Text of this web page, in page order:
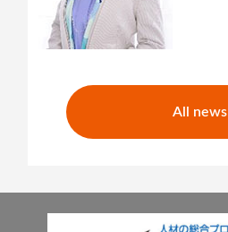
All news